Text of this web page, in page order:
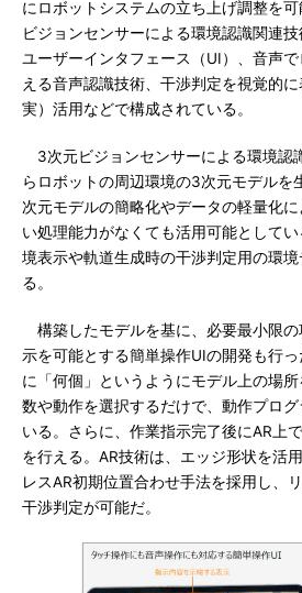
にロボットシステムの立ち上げ調整を
ビジョンセンサーによる環境認識関連
ユーザーインタフェース（UI）、音声
える音声認識技術、干渉判定を視覚的
実）活用などで構成されている。
3次元ビジョンセンサーによる環境認
らロボットの周辺環境の3次元モデルを
次元モデルの簡略化やデータの軽量化
い処理能力がなくても活用可能として
境表示や軌道生成時の干渉判定用の環
る。
構築したモデルを基に、必要最小限
示を可能とする簡単操作UIの開発も行っ
に「何個」というようにモデル上の場
数や動作を選択するだけで、動作プロ
いる。さらに、作業指示完了後にAR上
を行える。AR技術は、エッジ形状を活
レスAR初期位置合わせ手法を採用し、
干渉判定が可能だ。